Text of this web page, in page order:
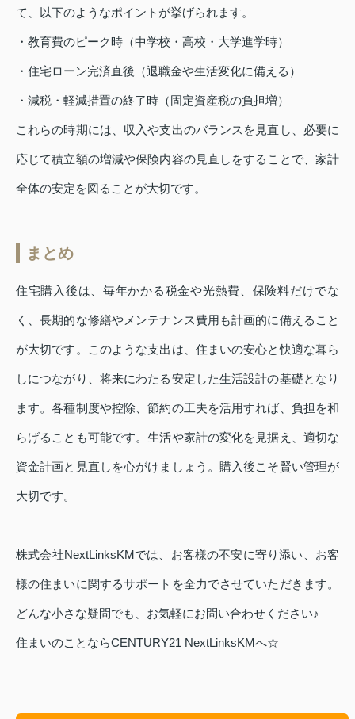
て、以下のようなポイントが挙げられます。
・教育費のピーク時（中学校・高校・大学進学時）
・住宅ローン完済直後（退職金や生活変化に備える）
・減税・軽減措置の終了時（固定資産税の負担増）
これらの時期には、収入や支出のバランスを見直し、必要に
応じて積立額の増減や保険内容の見直しをすることで、家計
全体の安定を図ることが大切です。
まとめ
住宅購入後は、毎年かかる税金や光熱費、保険料だけでな
く、長期的な修繕やメンテナンス費用も計画的に備えること
が大切です。このような支出は、住まいの安心と快適な暮ら
しにつながり、将来にわたる安定した生活設計の基礎となり
ます。各種制度や控除、節約の工夫を活用すれば、負担を和
らげることも可能です。生活や家計の変化を見据え、適切な
資金計画と見直しを心がけましょう。購入後こそ賢い管理が
大切です。
株式会社NextLinksKMでは、お客様の不安に寄り添い、お客
様の住まいに関するサポートを全力でさせていただきます。
どんな小さな疑問でも、お気軽にお問い合わせください♪
住まいのことならCENTURY21 NextLinksKMへ☆